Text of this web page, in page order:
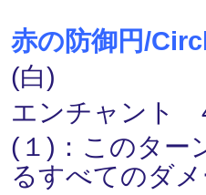
赤の防御円/
(白)
エンチャント
(１)：このター
るすべてのダ